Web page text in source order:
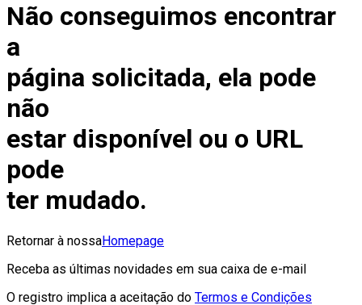
Não conseguimos encontrar
a
página solicitada, ela pode
não
estar disponível ou o URL
pode
ter mudado.
Retornar à nossaHomepage
Receba as últimas novidades em sua caixa de e-mail
O registro implica a aceitação do Termos e Condições